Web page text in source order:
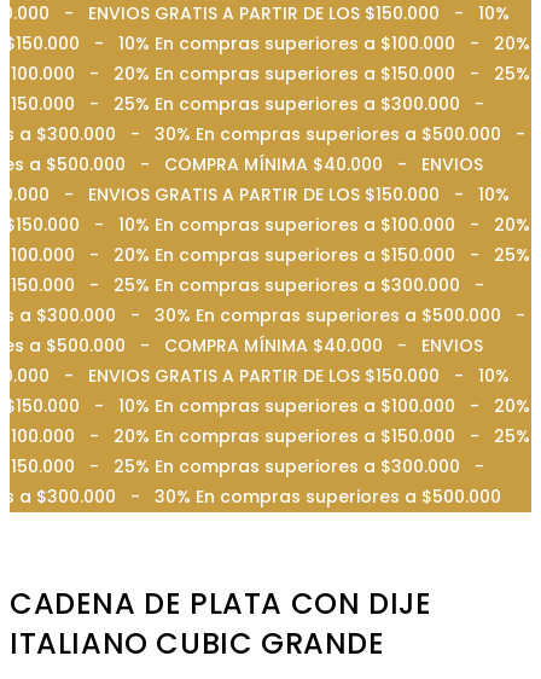
- ENVIOS GRATIS A PARTIR DE LOS $150.000 - 10%
$150.000 - 10% En compras superiores a $100.000 - 20%
$100.000 - 20% En compras superiores a $150.000 - 25%
$150.000 - 25% En compras superiores a $300.000 -
a $300.000 - 30% En compras superiores a $500.000 -
a $500.000 - COMPRA MÍNIMA $40.000 - ENVIOS
- ENVIOS GRATIS A PARTIR DE LOS $150.000 - 10%
$150.000 - 10% En compras superiores a $100.000 - 20%
$100.000 - 20% En compras superiores a $150.000 - 25%
$150.000 - 25% En compras superiores a $300.000 -
a $300.000 - 30% En compras superiores a $500.000 -
a $500.000 - COMPRA MÍNIMA $40.000 - ENVIOS
- ENVIOS GRATIS A PARTIR DE LOS $150.000 - 10%
$150.000 - 10% En compras superiores a $100.000 - 20%
$100.000 - 20% En compras superiores a $150.000 - 25%
$150.000 - 25% En compras superiores a $300.000 -
a $300.000 - 30% En compras superiores a $500.000
CADENA DE PLATA CON DIJE
ITALIANO CUBIC GRANDE